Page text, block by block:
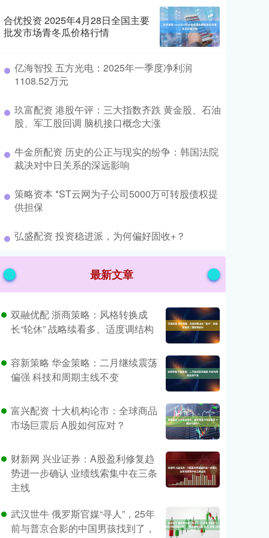
合优投资 2025年4月28日全国主要
批发市场青冬瓜价格行情
​亿海智投 五方光电：2025年一季度净利润
1108.52万元
​玖富配资 港股午评：三大指数齐跌 黄金股、石油
股、军工股回调 脑机接口概念大涨
​牛金所配资 历史的公正与现实的纷争：韩国法院
裁决对中日关系的深远影响
​策略资本 *ST云网为子公司5000万可转股债权提
供担保
​弘盛配资 投资稳进派，为何偏好固收+？
最新文章
双融优配 浙商策略：风格转换成
长“轮休” 战略续看多、适度调结构
容新策略 华金策略：二月继续震荡
偏强 科技和周期主线不变
富兴配资 十大机构论市：全球商品
市场巨震后 A股如何应对？
财新网 兴业证券：A股盈利修复趋
势进一步确认 业绩线索集中在三条
主线
武汉世牛 俄罗斯官媒“寻人”，25年
前与普京合影的中国男孩找到了，